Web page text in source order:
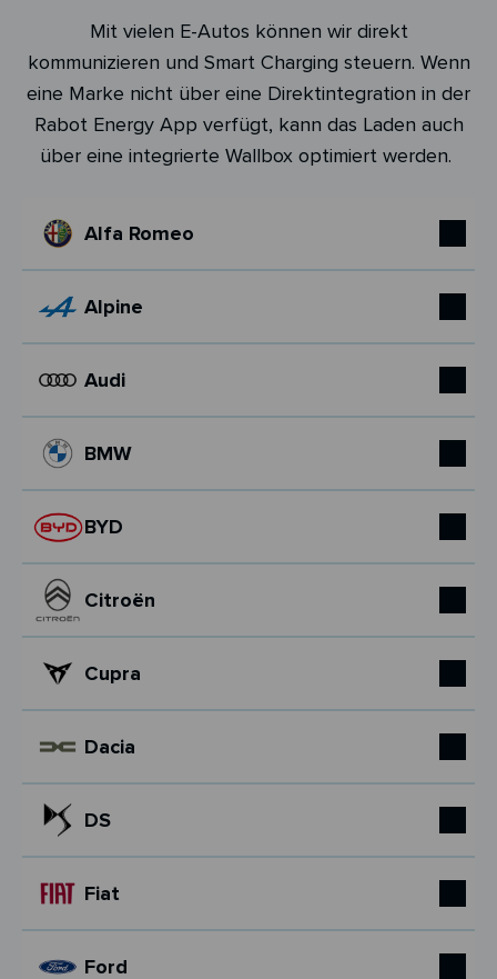
Mit vielen E-Autos können wir direkt
kommunizieren und Smart Charging steuern. Wenn
eine Marke nicht über eine Direktintegration in der
Rabot Energy App verfügt, kann das Laden auch
über eine integrierte Wallbox optimiert werden.
Alfa Romeo
Alpine
Audi
BMW
BYD
Citroën
Cupra
Dacia
DS
Fiat
Ford